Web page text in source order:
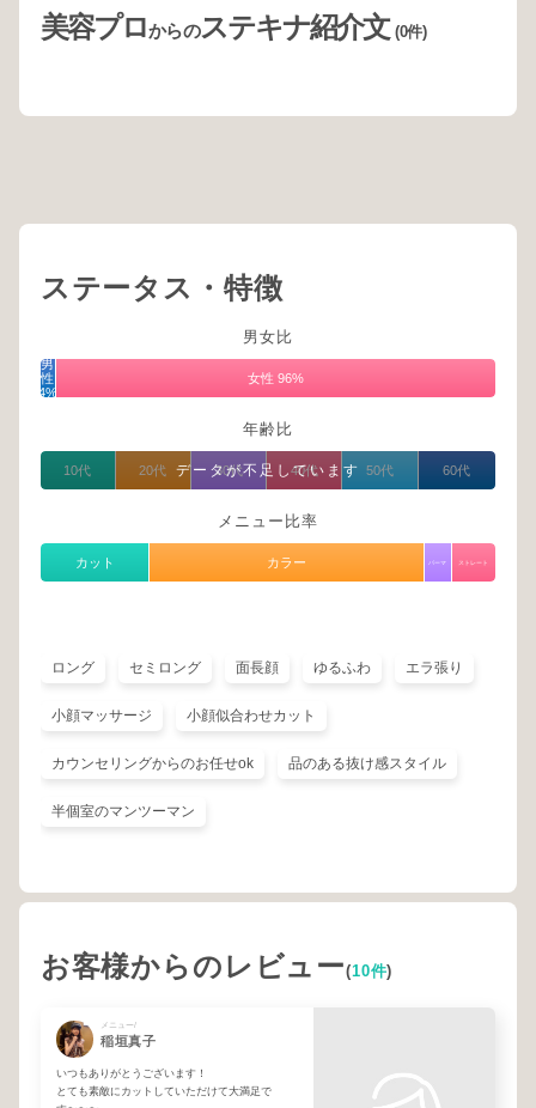
美容プロからのステキナ紹介文(0件)
ステータス・特徴
男女比
男
性
4%
女性 96%
年齢比
データが不足しています
10代 20代 30代 40代 50代 60代
メニュー比率
カット カラー パーマ ストレート
ロング セミロング 面長顔 ゆるふわ エラ張り
小顔マッサージ 小顔似合わせカット
カウンセリングからのお任せok 品のある抜け感スタイル
半個室のマンツーマン
お客様からのレビュー(10件)
メニュー/
稲垣真子
いつもありがとうございます！
とても素敵にカットしていただけて大満足で